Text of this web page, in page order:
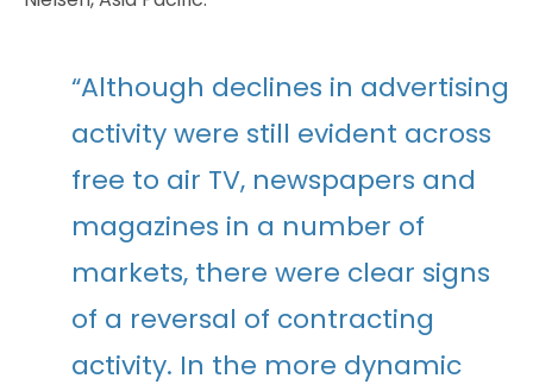
“Although declines in advertising
activity were still evident across
free to air TV, newspapers and
magazines in a number of
markets, there were clear signs
of a reversal of contracting
activity. In the more dynamic